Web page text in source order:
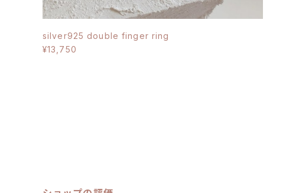
silver925 double finger ring
¥13,750